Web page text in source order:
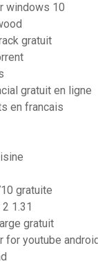
windows 10
gratuit
gratuit en ligne
en francais
gratuite
1.31
gratuit
youtube